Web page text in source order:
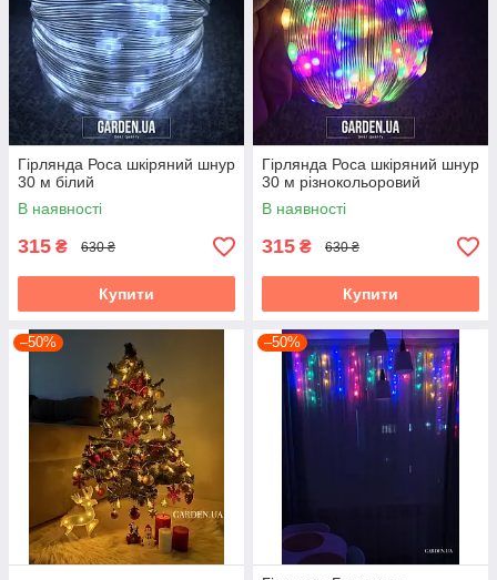
Гірлянда Роса шкіряний шнур
30 м білий
В наявності
315 ₴ 630 ₴
Купити
Гірлянда Роса шкіряний шнур
30 м різнокольоровий
В наявності
315 ₴ 630 ₴
Купити
–50% –50%